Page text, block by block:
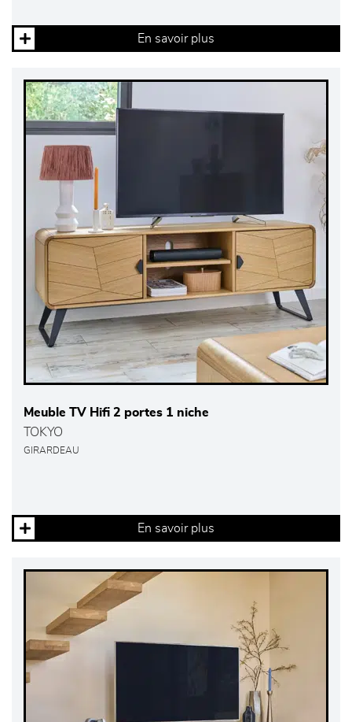
En savoir plus
Meuble TV Hifi 2 portes 1 niche
TOKYO
GIRARDEAU
En savoir plus